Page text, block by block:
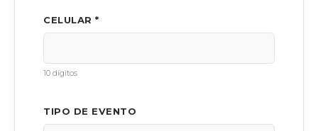
CELULAR *
10 dígitos
TIPO DE EVENTO